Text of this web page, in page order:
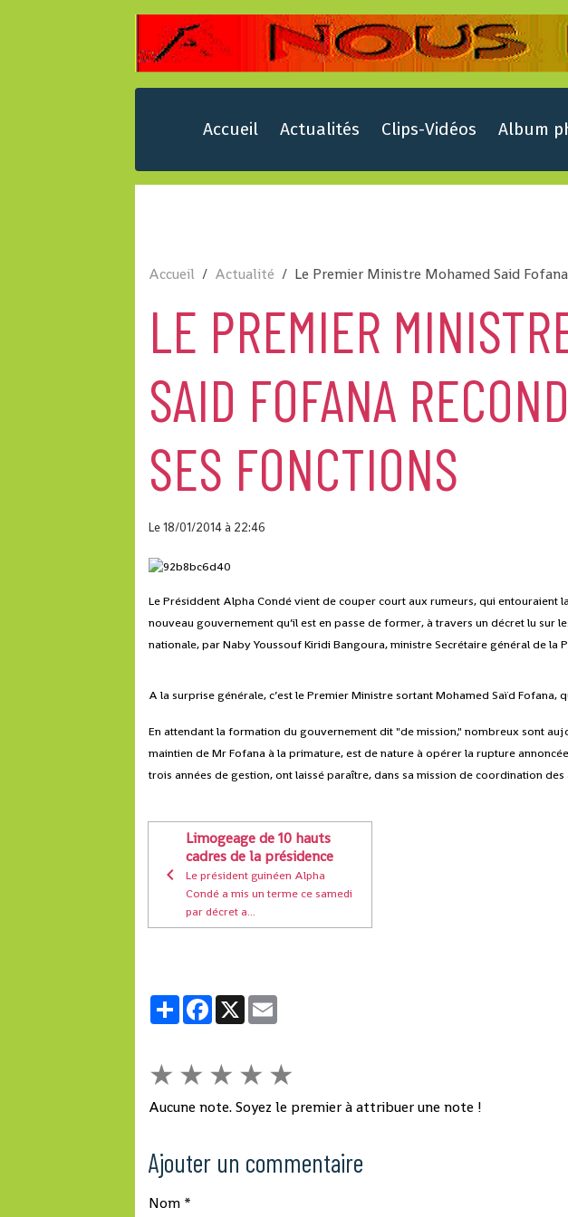
Accueil Actualités Clips-Vidéos Album
Accueil Actualité Le Premier Ministre Mohamed Said
LE PREMIER
SAID FOFANA
SES FONCTIONS
Le 18/01/2014à 22:46
Le Présiddent Alpha Condé vient de couper court aux rumeurs, qui entouraient
nouveau gouvernement qu’il est en passe de former, à travers un décret lu sur
nationale, par Naby Youssouf Kiridi Bangoura, ministre Secrétaire général de la
A la surprise générale, c’est le Premier Ministre sortant Mohamed Saïd Fofana,
En attendant la formation du gouvernement dit "de mission," nombreux sont
maintien de Mr Fofana à la primature, est de nature à opérer la rupture
trois années de gestion, ont laissé paraître, dans sa mission de coordination
Limogeage de 10 hauts
cadres de la présidence
Le président guinéen Alpha
Condé a mis un terme ce samedi
par décret a...
PartagerFacebook
X
★ ★ ★ ★ ★
Aucune note. Soyez le premier à attribuer une note !
Ajouter un commentaire
Nom